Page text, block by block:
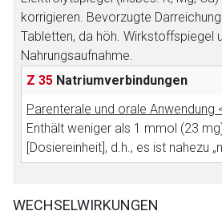
korrigieren. Bevorzugte
Tabletten, da höh. Wirkstoffspiegel
Nahrungsaufnahme.
Z 35 Natriumverbindungen
Parenterale und orale Anwendung
Enthält weniger als 1 mmol (23
[Dosiereinheit], d.h., es ist nahezu
WECHSELWIRKUNGEN